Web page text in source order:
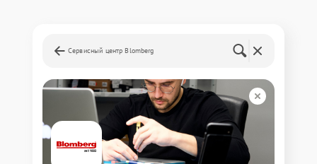
Сервисный центр Blomberg